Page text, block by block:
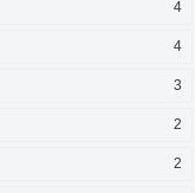
4
4
3
2
2